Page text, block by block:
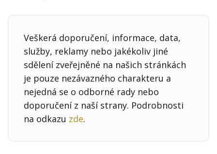
Obchodní podmínky
Hledaná fráze Hledat
Veškerá doporučení, informace, data,
služby, reklamy nebo jakékoliv jiné
sdělení zveřejněné na našich stránkách
je pouze nezávazného charakteru a
nejedná se o odborné rady nebo
doporučení z naší strany. Podrobnosti
na odkazu zde.